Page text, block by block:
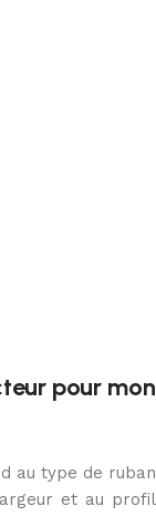
pour mon
au type de ruban
et au profil